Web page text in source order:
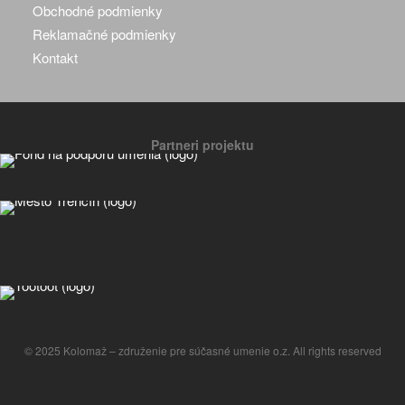
Obchodné podmienky
Reklamačné podmienky
Kontakt
Partneri projektu
© 2025 Kolomaž – združenie pre súčasné umenie o.z. All rights reserved